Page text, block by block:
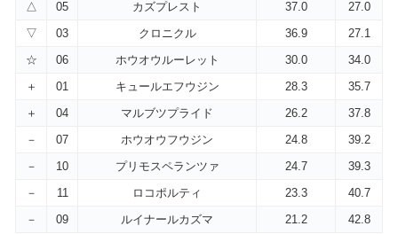
△
05 カズプレスト 37.0
27.0
▽
03 クロニクル 36.9
27.1
☆
06 ホウオウルーレット 30.0
34.0
＋
01 キュールエフウジン 28.3
35.7
＋
04 マルブツプライド 26.2
37.8
－
07 ホウオウフウジン 24.8
39.2
－
10 プリモスペランツァ 24.7
39.3
－
11 ロコポルティ 23.3
40.7
－
09 ルイナールカズマ 21.2 42.8